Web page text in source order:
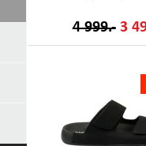
4 999.- 3